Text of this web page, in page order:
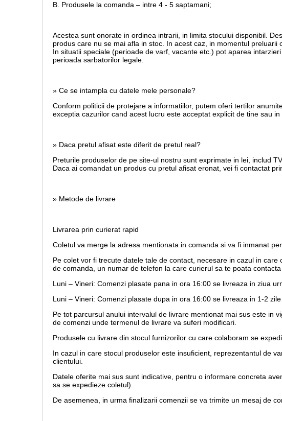
B. Produsele la comanda – intre 4 - 5 saptamani;
Acestea sunt onorate in ordinea intrarii, in limita stocului disponibil.
produs care nu se mai afla in stoc. In acest caz, in momentul
In situatii speciale (perioade de varf, vacante etc.) pot aparea
perioada sarbatorilor legale.
» Ce se intampla cu datele mele personale?
Conform politicii de protejare a informatiilor, putem oferi tertilor
exceptia cazurilor cand acest lucru este acceptat explicit de tine sau
» Daca pretul afisat este diferit de pretul real?
Preturile produselor de pe site-ul nostru sunt exprimate in lei, includ
Daca ai comandat un produs cu pretul afisat eronat, vei fi contactat
» Metode de livrare
Livrarea prin curierat rapid
Coletul va merge la adresa mentionata in comanda si va fi inmanat
Pe colet vor fi trecute datele tale de contact, necesare in cazul in
de comanda, un numar de telefon la care curierul sa te poata
Luni – Vineri: Comenzi plasate pana in ora 16:00 se livreaza in ziua
Luni – Vineri: Comenzi plasate dupa in ora 16:00 se livreaza in 1-2
Pe tot parcursul anului intervalul de livrare mentionat mai sus este in
de comenzi unde termenul de livrare va suferi modificari.
Produsele cu livrare din stocul furnizorilor cu care colaboram se
In cazul in care stocul produselor este insuficient, reprezentantul de
clientului.
Datele oferite mai sus sunt indicative, pentru o informare concreta
sa se expedieze coletul).
De asemenea, in urma finalizarii comenzii se va trimite un mesaj de